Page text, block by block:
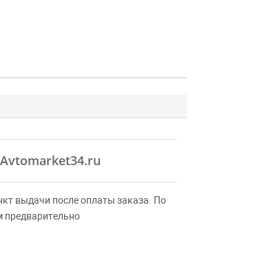
Avtomarket34.ru
выдачи после оплаты заказа. По
предварительно